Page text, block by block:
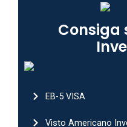
Consiga
EB-5 VISA
Visto Americano